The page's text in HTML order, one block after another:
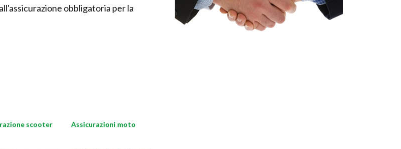
obbligatoria per la
scooter Assicurazioni moto